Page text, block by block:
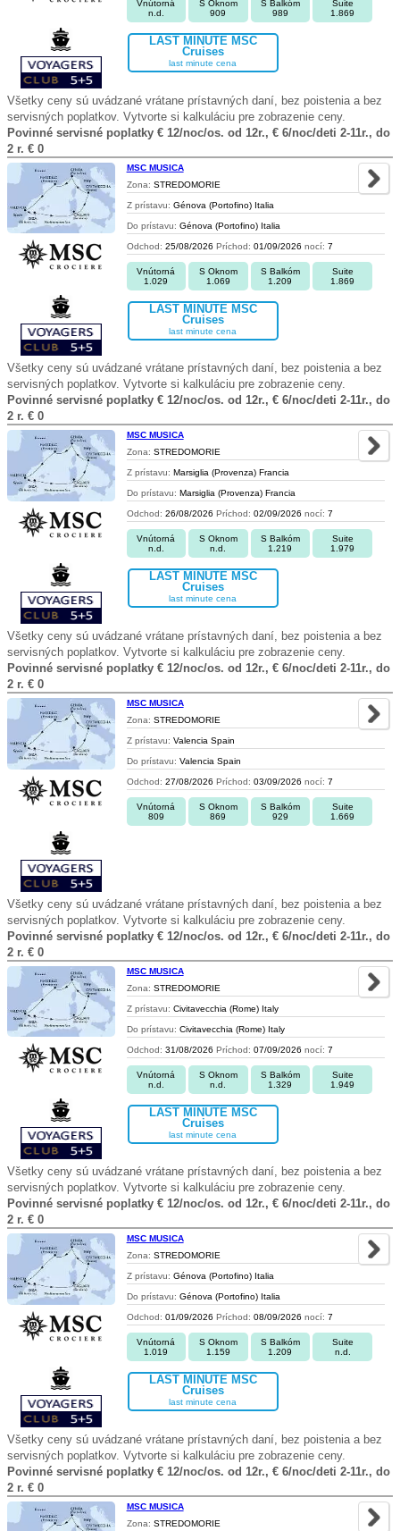
Vnútorná
n.d.
S Oknom
909
S Balkóm
989
Suite
1.869
LAST MINUTE MSC
Cruises
last minute cena
Všetky ceny sú uvádzané vrátane prístavných daní, bez poistenia a bez
servisných poplatkov. Vytvorte si kalkuláciu pre zobrazenie ceny.
Povinné servisné poplatky € 12/noc/os. od 12r., € 6/noc/deti 2-11r., do
2 r. € 0
MSC MUSICA
Zona: STREDOMORIE
Z prístavu: Génova (Portofino) Italia
Do prístavu: Génova (Portofino) Italia
Odchod: 25/08/2026 Príchod: 01/09/2026 nocí: 7
Vnútorná
1.029
S Oknom
1.069
S Balkóm
1.209
Suite
1.869
LAST MINUTE MSC
Cruises
last minute cena
Všetky ceny sú uvádzané vrátane prístavných daní, bez poistenia a bez
servisných poplatkov. Vytvorte si kalkuláciu pre zobrazenie ceny.
Povinné servisné poplatky € 12/noc/os. od 12r., € 6/noc/deti 2-11r., do
2 r. € 0
MSC MUSICA
Zona: STREDOMORIE
Z prístavu: Marsiglia (Provenza) Francia
Do prístavu: Marsiglia (Provenza) Francia
Odchod: 26/08/2026 Príchod: 02/09/2026 nocí: 7
Vnútorná
n.d.
S Oknom
n.d.
S Balkóm
1.219
Suite
1.979
LAST MINUTE MSC
Cruises
last minute cena
Všetky ceny sú uvádzané vrátane prístavných daní, bez poistenia a bez
servisných poplatkov. Vytvorte si kalkuláciu pre zobrazenie ceny.
Povinné servisné poplatky € 12/noc/os. od 12r., € 6/noc/deti 2-11r., do
2 r. € 0
MSC MUSICA
Zona: STREDOMORIE
Z prístavu: Valencia Spain
Do prístavu: Valencia Spain
Odchod: 27/08/2026 Príchod: 03/09/2026 nocí: 7
Vnútorná
809
S Oknom
869
S Balkóm
929
Suite
1.669
Všetky ceny sú uvádzané vrátane prístavných daní, bez poistenia a bez
servisných poplatkov. Vytvorte si kalkuláciu pre zobrazenie ceny.
Povinné servisné poplatky € 12/noc/os. od 12r., € 6/noc/deti 2-11r., do
2 r. € 0
MSC MUSICA
Zona: STREDOMORIE
Z prístavu: Civitavecchia (Rome) Italy
Do prístavu: Civitavecchia (Rome) Italy
Odchod: 31/08/2026 Príchod: 07/09/2026 nocí: 7
Vnútorná
n.d.
S Oknom
n.d.
S Balkóm
1.329
Suite
1.949
LAST MINUTE MSC
Cruises
last minute cena
Všetky ceny sú uvádzané vrátane prístavných daní, bez poistenia a bez
servisných poplatkov. Vytvorte si kalkuláciu pre zobrazenie ceny.
Povinné servisné poplatky € 12/noc/os. od 12r., € 6/noc/deti 2-11r., do
2 r. € 0
MSC MUSICA
Zona: STREDOMORIE
Z prístavu: Génova (Portofino) Italia
Do prístavu: Génova (Portofino) Italia
Odchod: 01/09/2026 Príchod: 08/09/2026 nocí: 7
Vnútorná
1.019
S Oknom
1.159
S Balkóm
1.209
Suite
n.d.
LAST MINUTE MSC
Cruises
last minute cena
Všetky ceny sú uvádzané vrátane prístavných daní, bez poistenia a bez
servisných poplatkov. Vytvorte si kalkuláciu pre zobrazenie ceny.
Povinné servisné poplatky € 12/noc/os. od 12r., € 6/noc/deti 2-11r., do
2 r. € 0
MSC MUSICA
Zona: STREDOMORIE